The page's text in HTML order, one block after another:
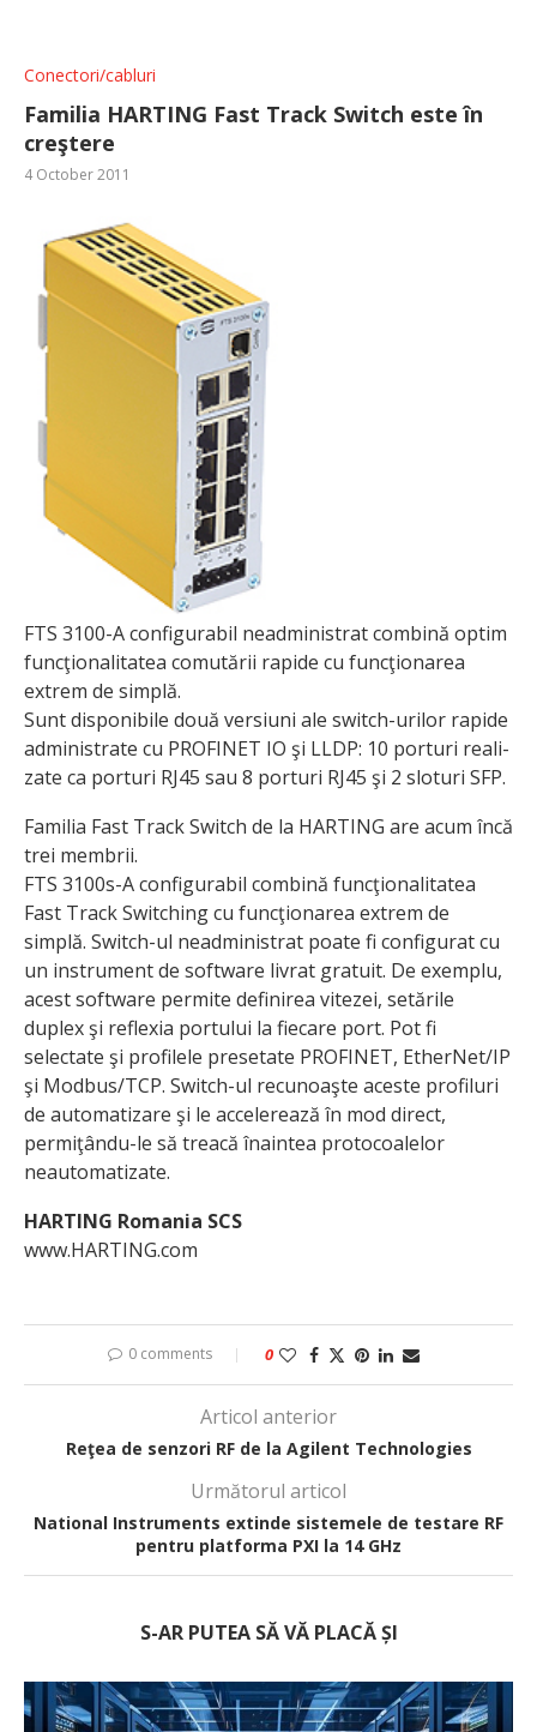
Conectori/cabluri
Familia HARTING Fast Track Switch este în
creştere
4 October 2011
FTS 3100-A configurabil neadministrat combină optim
funcţionalitatea comutării rapide cu funcţionarea
extrem de simplă.
Sunt disponibile două versiuni ale switch-urilor rapide
administrate cu PROFINET IO şi LLDP: 10 porturi reali­
zate ca porturi RJ45 sau 8 porturi RJ45 şi 2 sloturi SFP.
Familia Fast Track Switch de la HARTING are acum încă
trei membrii.
FTS 3100s-A configurabil combină funcţionalitatea
Fast Track Switching cu funcţionarea extrem de
simplă. Switch-ul neadministrat poate fi configurat cu
un instrument de software livrat gratuit. De exemplu,
acest software permite definirea vitezei, setările
duplex şi reflexia portului la fiecare port. Pot fi
selectate şi profilele presetate PROFINET, EtherNet/IP
şi Modbus/TCP. Switch-ul recunoaşte aceste profiluri
de automatizare şi le accelerează în mod direct,
permiţându-le să treacă înaintea protocoalelor
neautomatizate.
HARTING Romania SCS
www.HARTING.com
0 comments 0
Articol anterior
Reţea de senzori RF de la Agilent Technologies
Următorul articol
National Instruments extinde sistemele de testare RF
pentru platforma PXI la 14 GHz
S-AR PUTEA SĂ VĂ PLACĂ ȘI